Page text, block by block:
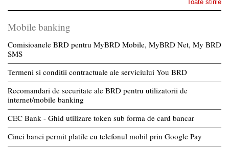
Toate stirile
Mobile banking
Comisioanele BRD pentru MyBRD Mobile, MyBRD Net, My BRD
SMS
Termeni si conditii contractuale ale serviciului You BRD
Recomandari de securitate ale BRD pentru utilizatorii de
internet/mobile banking
CEC Bank - Ghid utilizare token sub forma de card bancar
Cinci banci permit platile cu telefonul mobil prin Google Pay